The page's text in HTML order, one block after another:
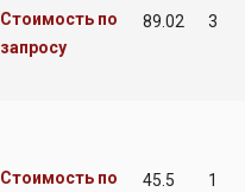
Стоимость по
запросу
89.02 3
Стоимость по 45.5 1